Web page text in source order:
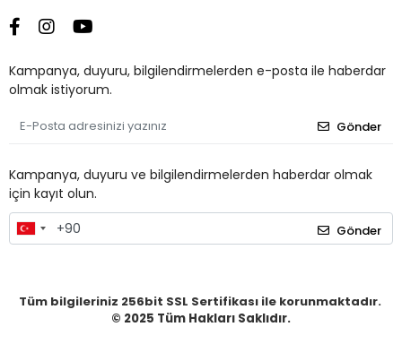
Kampanya, duyuru, bilgilendirmelerden e-posta ile haberdar
olmak istiyorum.
Gönder
Kampanya, duyuru ve bilgilendirmelerden haberdar olmak
için kayıt olun.
Gönder
Tüm bilgileriniz 256bit SSL Sertifikası ile korunmaktadır.
© 2025 Tüm Hakları Saklıdır.